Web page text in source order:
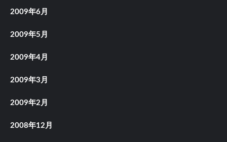
2009年6月
2009年5月
2009年4月
2009年3月
2009年2月
2008年12月